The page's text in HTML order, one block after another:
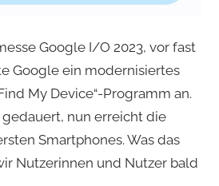
Google I/O 2023, vor fast
Google ein modernisiertes
My Device“-Programm an.
nun erreicht die
Smartphones. Was das
Nutzerinnen und Nutzer bald